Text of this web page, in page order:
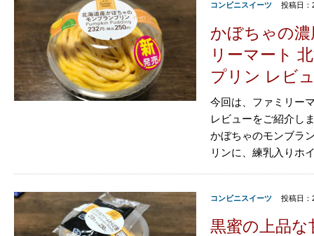
コンビニスイーツ 投稿日：
かぼちゃの
リーマート
プリン レビ
今回は、ファミリー
レビューをご紹介し
かぼちゃのモンブラ
リンに、練乳入りホ
コンビニスイーツ 投稿日：
黒蜜の上品